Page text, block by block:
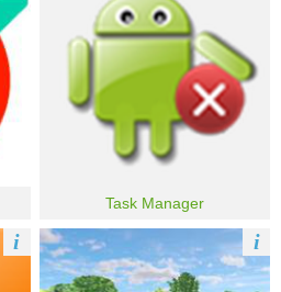
Task Manager
i i